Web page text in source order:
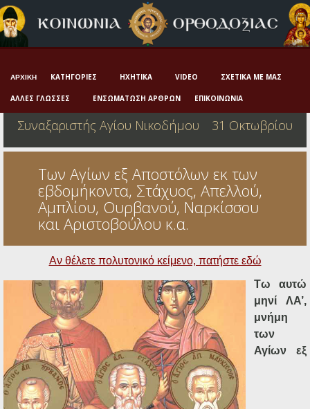
Αρχική
Πνευματική ζωή
Λατρεία και προσευχή
Πατερικό ανθολόγιο
Αγιολόγιο – Εορτολόγιο
Γέροντες
Η πίστη στην εποχή μας
Ορθόδοξη οικογένεια
Ορθόδοξο προσκυνητάριο
Σκέψεις-προβληματισμοί
Ηχητικά
ΑΡΧΙΚΉ ΚΑΤΗΓΟΡΊΕΣ ΗΧΗΤΙΚΆ VIDEO ΣΧΕΤΙΚΆ ΜΕ ΜΑΣ
ΆΛΛΕΣ ΓΛΏΣΣΕΣ ΕΝΣΩΜΆΤΩΣΗ ΆΡΘΡΩΝ ΕΠΙΚΟΙΝΩΝΊΑ
Συναξαριστής Αγίου Νικοδήμου 31 Οκτωβρίου
Των Αγίων εξ Αποστόλων εκ των
εβδομήκοντα, Στάχυος, Απελλού,
Αμπλίου, Ουρβανού, Ναρκίσσου
και Αριστοβούλου κ.α.
Αν θέλετε πολυτονικό κείμενο, πατήστε εδώ
Τω αυτώ
μηνί ΛΑ’,
μνήμη
των
Αγίων εξ